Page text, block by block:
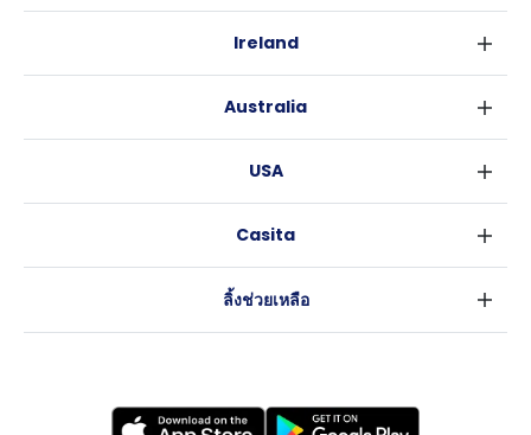
กลาสโกว
เอดินเบอระ
ลีดส์
บริสโทล
คาร์ดิฟ
แบรดฟอร์ด
Ireland
Australia
บริสเบน
อะเดลายด์
USA
แอตแลนตา
Casita
ลิ้งช่วยเหลือ